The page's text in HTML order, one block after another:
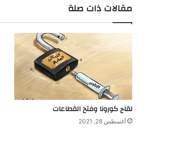
مقالات ذات صلة
لقاح كورونا وفتح القطاعات
أغسطس 28, 2021